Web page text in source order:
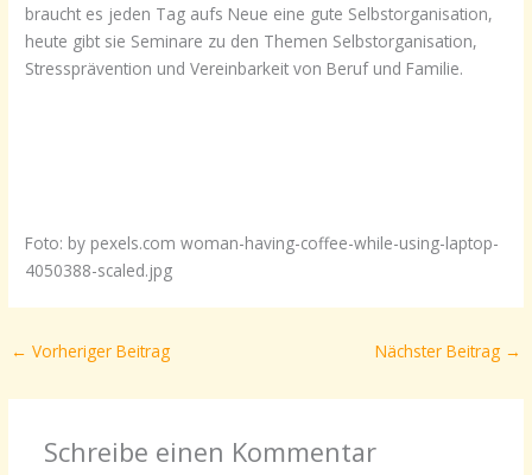
braucht es jeden Tag aufs Neue eine gute Selbstorganisation,
heute gibt sie Seminare zu den Themen Selbstorganisation,
Stressprävention und Vereinbarkeit von Beruf und Familie.
Foto: by pexels.com woman-having-coffee-while-using-laptop-
4050388-scaled.jpg
← Vorheriger Beitrag Nächster Beitrag →
Schreibe einen Kommentar